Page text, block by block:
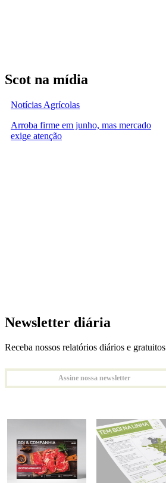
Scot na mídia
Notícias Agrícolas
Arroba firme em junho, mas mercado
exige atenção
Newsletter diária
Receba nossos relatórios diários e gratuitos
Assine nossa newsletter